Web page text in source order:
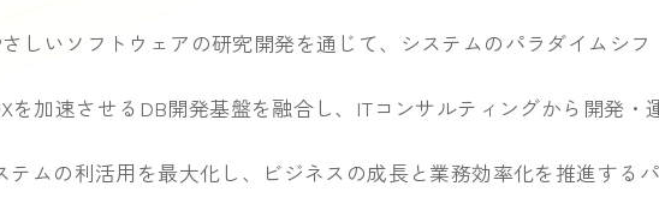
しいソフトウェアの研究開発を通じて、システムのパラダイムシフ
を加速させる DB開発基盤を融合し、ITコンサルティングから 開発・
ムの利活用を最大化し、 ビジネスの成長と業務効率化を推進する